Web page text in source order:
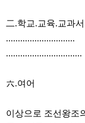
二.학교.교육.교과
.............................
................................
六.여어
이상으로 조선왕조